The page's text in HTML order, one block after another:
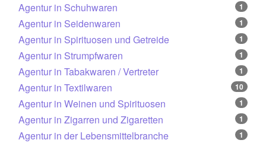
Agentur in Schuhwaren 1
Agentur in Seidenwaren 1
Agentur in Spirituosen und Getreide 1
Agentur in Strumpfwaren 1
Agentur in Tabakwaren / Vertreter 1
Agentur in Textilwaren 10
Agentur in Weinen und Spirituosen 1
Agentur in Zigarren und Zigaretten 1
Agentur in der Lebensmittelbranche 1